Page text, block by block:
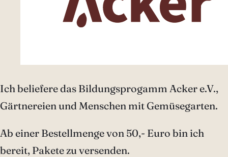
Ich beliefere das Bildungsprogamm Acker e.V.,
Gärtnereien und Menschen mit Gemüsegarten.
Ab einer Bestellmenge von 50,- Euro bin ich
bereit, Pakete zu versenden.